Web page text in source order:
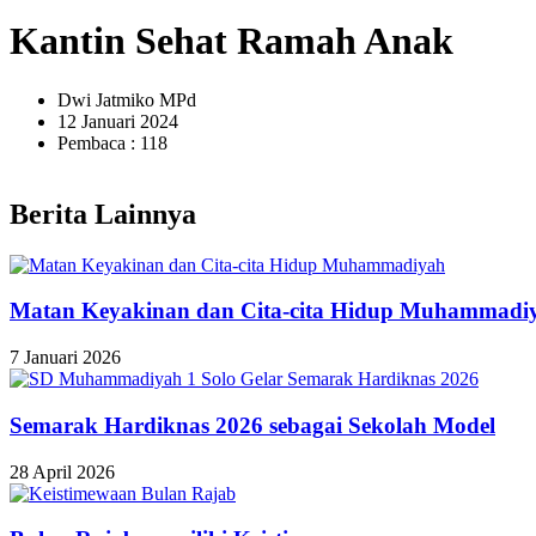
Kantin Sehat Ramah Anak
Dwi Jatmiko MPd
12 Januari 2024
Pembaca : 118
Berita Lainnya
Matan Keyakinan dan Cita-cita Hidup
7 Januari 2026
Semarak Hardiknas 2026 sebagai Sekolah Model
28 April 2026